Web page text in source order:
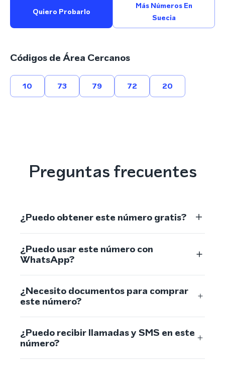
Quiero Probarlo
Más Números En
Suecia
Códigos de Área Cercanos
10 73 79 72 20
Preguntas frecuentes
¿Puedo obtener este número gratis?
¿Puedo usar este número con
WhatsApp?
¿Necesito documentos para comprar
este número?
¿Puedo recibir llamadas y SMS en este
número?